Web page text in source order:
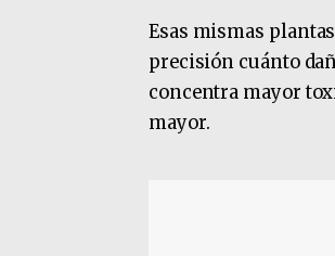
Esas mismas
precisión cuánto
concentra mayor
mayor.